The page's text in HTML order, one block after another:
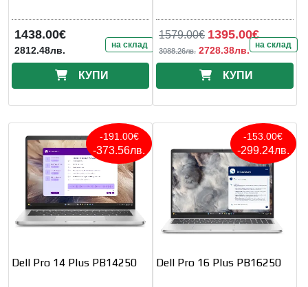
1438.00€
2812.48лв. на склад
КУПИ
1579.00€ 1395.00€
3088.26лв. 2728.38лв. на склад
КУПИ
-191.00€
-373.56лв.
Dell Pro 14 Plus PB14250
-153.00€
-299.24лв.
Dell Pro 16 Plus PB16250